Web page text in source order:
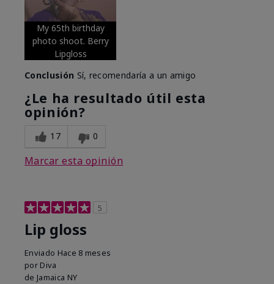
My 65th birthday
photo shoot. Berry
Lipgloss
Conclusión Sí, recomendaría a un amigo
¿Le ha resultado útil esta
opinión?
17 0
Marcar esta opinión
5
Lip gloss
Enviado Hace 8 meses
por Diva
de Jamaica NY